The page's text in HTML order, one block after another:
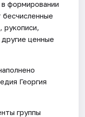
формировании
бесчисленные
рукописи,
ценные
Георгия
группы